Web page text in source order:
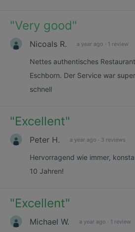
"Very good"
Nicoals R. a year ago · 1 review
Nettes authentisches
Eschborn. Der Service war
schnell
"Excellent"
Peter H. a year ago · 3 reviews
Hervorragend wie immer,
10 Jahren!
"Excellent"
Michael W. a year ago · 1 review